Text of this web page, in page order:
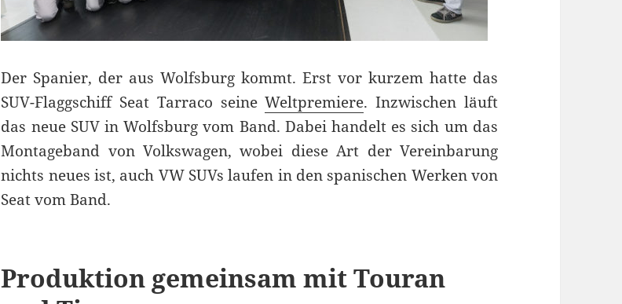
Der Spanier, der aus Wolfsburg kommt. Erst vor kurzem hatte das
SUV-Flaggschiff Seat Tarraco seineWeltpremiere. Inzwischen läuft
das neue SUV in Wolfsburg vom Band. Dabei handelt es sich um das
Montageband von Volkswagen, wobei diese Art der Vereinbarung
nichts neues ist, auch VW SUVs laufen in den spanischen Werken von
Seat vom Band.
Produktion gemeinsam mit Touran